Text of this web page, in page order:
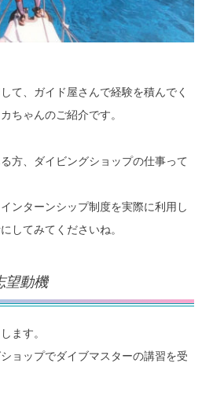
て、ガイド屋さんで経験を積んでく
ちゃんのご紹介です。
方、ダイビングショップの仕事って
ンターンシップ制度を実際に利用し
してみてくださいね。
望動機
ます。
ョップでダイブマスターの講習を受